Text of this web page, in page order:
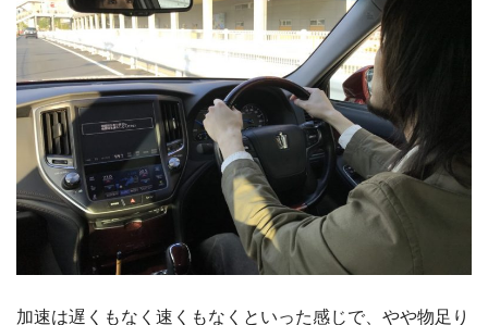
加速は遅くもなく速くもなくといった感じで、やや物足り